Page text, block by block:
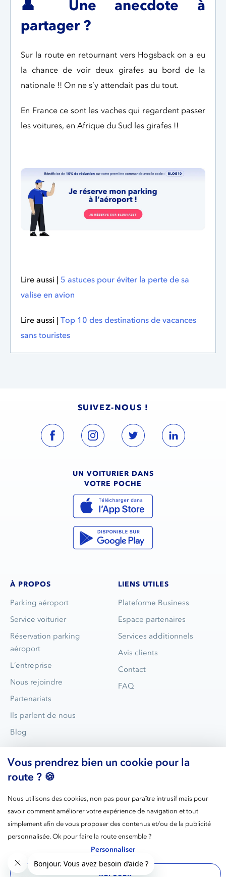
👤 Une anecdote à
partager ?
Sur la route en retournant vers Hogsback on a eu
la chance de voir deux girafes au bord de la
nationale !! On ne s’y attendait pas du tout.
En France ce sont les vaches qui regardent passer
les voitures, en Afrique du Sud les girafes !!
Lire aussi | 5 astuces pour éviter la perte de sa
valise en avion
Lire aussi | Top 10 des destinations de vacances
sans touristes
SUIVEZ-NOUS !
UN VOITURIER DANS
VOTRE POCHE
À PROPOS
Parking aéroport
Service voiturier
Réservation parking
aéroport
L’entreprise
Nous rejoindre
Partenariats
Ils parlent de nous
Blog
LIENS UTILES
Plateforme Business
Espace partenaires
Services additionnels
Avis clients
Contact
FAQ
Blue Valet est aujourd’hui le leader du parking avec voiturier
dans les gares et les aéroports en France.
Mentions RGPD C.G.V Cookies
Vous prendrez bien un cookie pour la
route ? 🍪
Nous utilisons des cookies, non pas pour paraître intrusif mais pour
savoir comment améliorer votre expérience de navigation et tout
simplement afin de vous proposer des contenus et/ou de la publicité
personnalisée. Ok pour faire la route ensemble ?
Personnaliser
REFUSER